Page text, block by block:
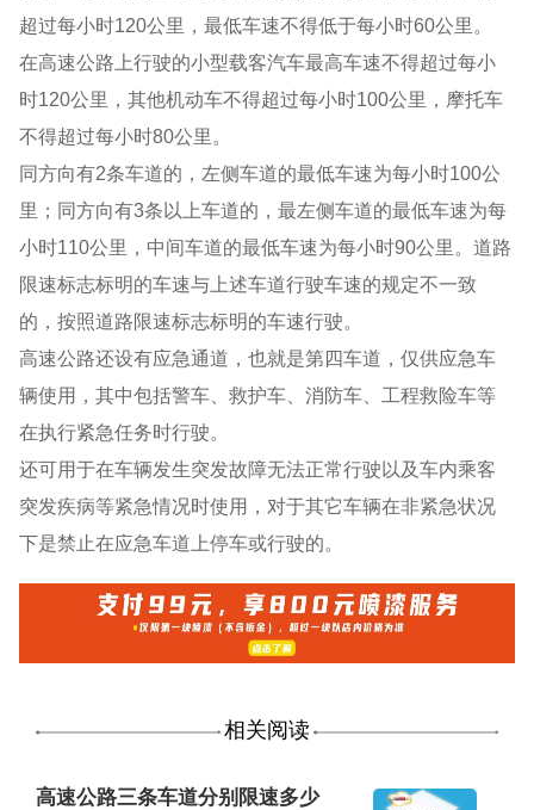
超过每小时120公里，最低车速不得低于每小时60公里。
在高速公路上行驶的小型载客汽车最高车速不得超过每小
时120公里，其他机动车不得超过每小时100公里，摩托车
不得超过每小时80公里。
同方向有2条车道的，左侧车道的最低车速为每小时100公
里；同方向有3条以上车道的，最左侧车道的最低车速为每
小时110公里，中间车道的最低车速为每小时90公里。道路
限速标志标明的车速与上述车道行驶车速的规定不一致
的，按照道路限速标志标明的车速行驶。
高速公路还设有应急通道，也就是第四车道，仅供应急车
辆使用，其中包括警车、救护车、消防车、工程救险车等
在执行紧急任务时行驶。
还可用于在车辆发生突发故障无法正常行驶以及车内乘客
突发疾病等紧急情况时使用，对于其它车辆在非紧急状况
下是禁止在应急车道上停车或行驶的。
相关阅读
高速公路三条车道分别限速多少